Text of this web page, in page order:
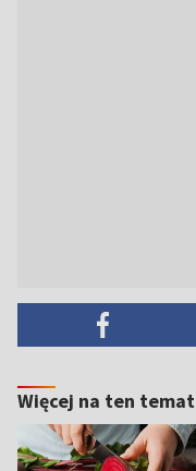
Więcej na ten temat